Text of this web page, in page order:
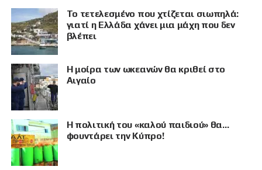
Το τετελεσμένο που χτίζεται σιωπηλά:
γιατί η Ελλάδα χάνει μια μάχη που δεν
βλέπει
Η μοίρα των ωκεανών θα κριθεί στο
Αιγαίο
Η πολιτική του «καλού παιδιού» θα…
φουντάρει την Κύπρο!